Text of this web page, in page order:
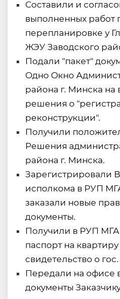
Составили и
выполненных работ
перепланировке у
ЖЭУ Заводского
Подали "пакет"
Одно Окно
района г. Минска на
решения о
реконструкции".
Получили
Решения
района г. Минска.
Зарегистрировали
исполкома в РУП
заказали новые
документы.
Получили в РУП
паспорт на
свидетельство о
Передали на офисе
документы